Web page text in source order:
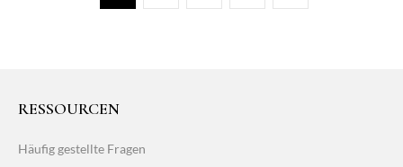
RESSOURCEN
Häufig gestellte Fragen